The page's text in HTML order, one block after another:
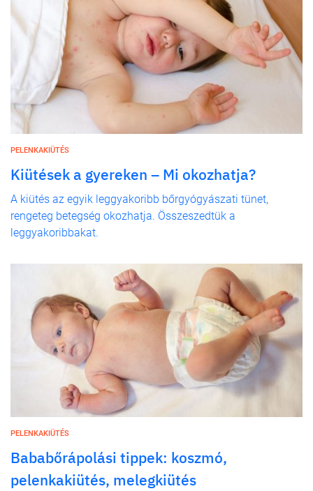
PELENKAKIÜTÉS
Kiütések a gyereken – Mi okozhatja?
A kiütés az egyik leggyakoribb bőrgyógyászati tünet,
rengeteg betegség okozhatja. Összeszedtük a
leggyakoribbakat.
PELENKAKIÜTÉS
Bababőrápolási tippek: koszmó,
pelenkakiütés, melegkiütés